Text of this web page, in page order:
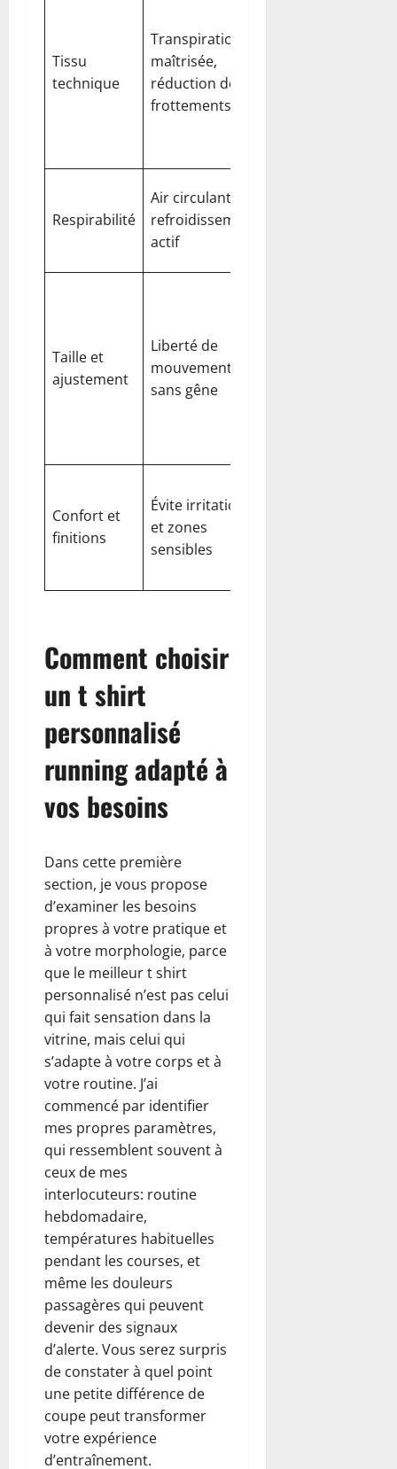
Tissu
technique
Transpiration
maîtrisée,
réduction des
frottements
Respirabilité
Air circulant,
refroidissement
actif
Taille et
ajustement
Liberté de
mouvement
sans gêne
Confort et
finitions
Évite irritations
et zones
sensibles
Comment choisir
un t shirt
personnalisé
running adapté à
vos besoins
Dans cette première
section, je vous propose
d’examiner les besoins
propres à votre pratique et
à votre morphologie, parce
que le meilleur t shirt
personnalisé n’est pas celui
qui fait sensation dans la
vitrine, mais celui qui
s’adapte à votre corps et à
votre routine. J’ai
commencé par identifier
mes propres paramètres,
qui ressemblent souvent à
ceux de mes
interlocuteurs: routine
hebdomadaire,
températures habituelles
pendant les courses, et
même les douleurs
passagères qui peuvent
devenir des signaux
d’alerte. Vous serez surpris
de constater à quel point
une petite différence de
coupe peut transformer
votre expérience
d’entraînement.